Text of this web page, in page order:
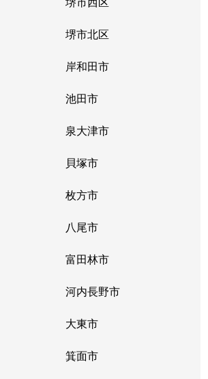
堺市北区
岸和田市
池田市
泉大津市
貝塚市
枚方市
八尾市
富田林市
河内長野市
大東市
箕面市